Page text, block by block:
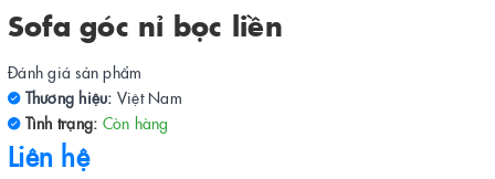
Sofa góc nỉ bọc liền
Đánh giá sản phẩm
Thương hiệu: Việt Nam
Tình trạng: Còn hàng
Liên hệ